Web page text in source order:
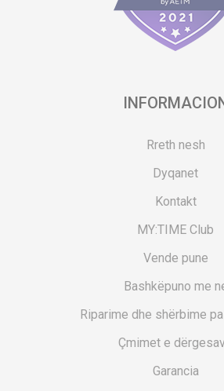
Rreth nesh
Dyqanet
Kontakt
MY:TIME Club
Vende pune
Bashkëpuno me
Riparime dhe shërbime
Çmimet e
Garancia